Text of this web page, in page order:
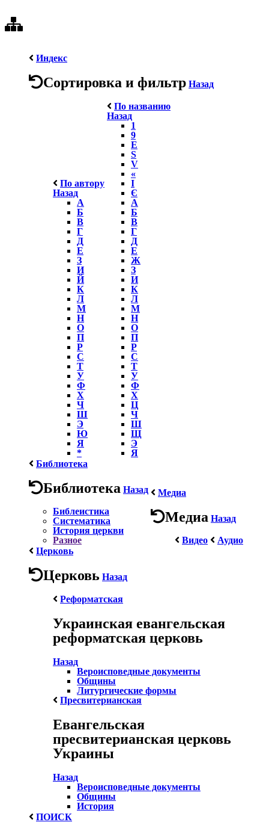
Индекс
Сортировка и фильтр Назад
По автору
Назад
А
Б
В
Г
Д
Е
З
И
Й
К
Л
М
Н
О
П
Р
С
Т
У
Ф
Х
Ч
Ш
Э
Ю
Я
*
По названию
Назад
1
9
E
S
V
«
І
Є
А
Б
В
Г
Д
Е
Ж
З
И
К
Л
М
Н
О
П
Р
С
Т
У
Ф
Х
Ц
Ч
Ш
Щ
Э
Я
Библиотека
Библиотека Назад
Библеистика
Систематика
История церкви
Разное
Медиа
Медиа Назад
Видео
Аудио
Церковь
Церковь Назад
Реформатская
Украинская евангельская
реформатская церковь
Назад
Вероисповедные документы
Общины
Литургические формы
Пресвитерианская
Евангельская
пресвитерианская церковь
Украины
Назад
Вероисповедные документы
Общины
История
ПОИСК